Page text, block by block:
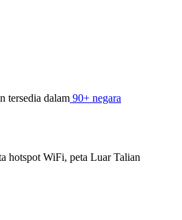
tersedia dalam 90+ negara
hotspot WiFi, peta Luar Talian